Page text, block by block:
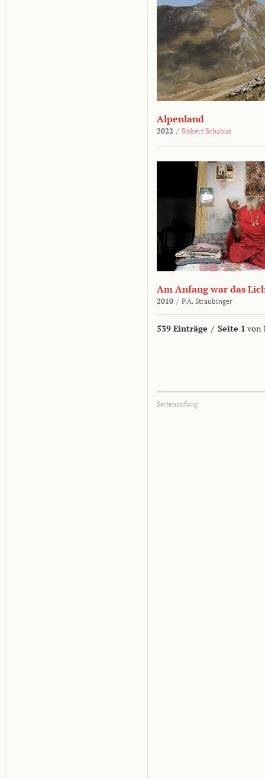
Alpenland
2022 / Robert Schabus
Am Anfang war das
2010 / P.A. Straubinger
539 Einträge / Seite 1 von
Seitenanfang